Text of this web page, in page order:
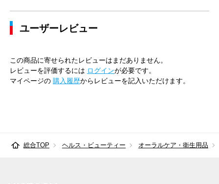
ユーザーレビュー
この商品に寄せられたレビューはまだありません。
レビューを評価するには ログインが必要です。
マイページの 購入履歴からレビューを記入いただけます。
総合TOP ヘルス・ビューティー オーラルケア・衛生用品